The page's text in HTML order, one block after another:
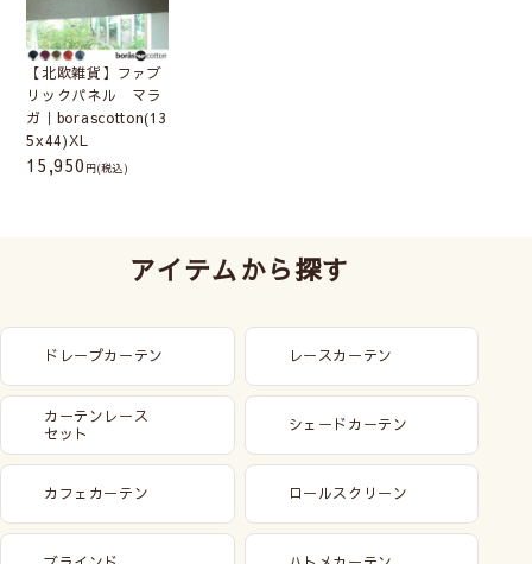
約18cm×26cm(ミ
ニ)
約24cm×33cm(SS)
3枚セット
【北欧雑貨】ファブ
リックパネル マラ
ガ｜borascotton(13
5x44)XL
15,950 (税込)
アイテムから探す
ドレープカーテン レースカーテン
カーテンレース
セット
シェードカーテン
カフェカーテン ロールスクリーン